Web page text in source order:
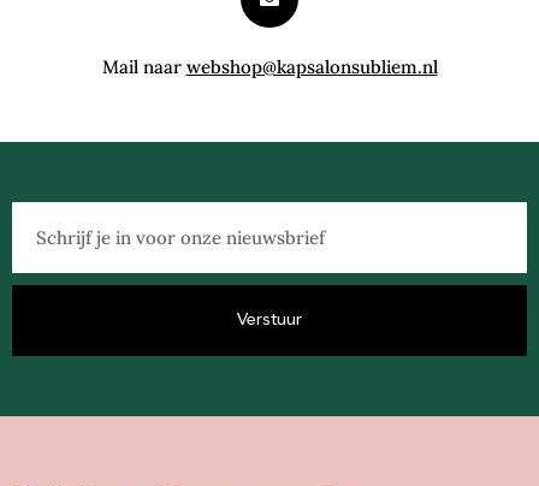
Mail naar webshop@kapsalonsubliem.nl
Verstuur